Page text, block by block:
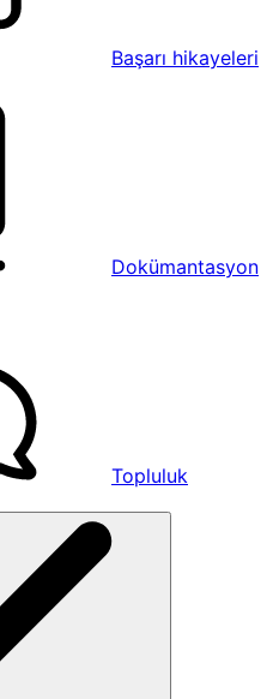
Başarı hikayeleri
Dokümantasyon
Topluluk